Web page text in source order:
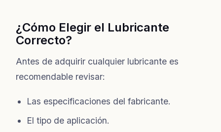
¿Cómo Elegir el Lubricante
Correcto?
Antes de adquirir cualquier lubricante es
recomendable revisar:
Las especificaciones del fabricante.
El tipo de aplicación.